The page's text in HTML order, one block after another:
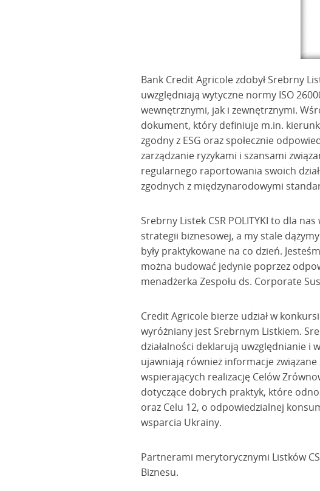
Bank Credit Agricole zdobył Srebrny
uwzględniają wytyczne normy ISO
wewnętrznymi, jak i zewnętrznymi.
dokument, który definiuje m.in.
zgodny z ESG oraz społecznie
zarządzanie ryzykami i szansami
regularnego raportowania swoich
zgodnych z międzynarodowymi
Srebrny Listek CSR POLITYKI to dla
strategii biznesowej, a my stale
były praktykowane na co dzień.
można budować jedynie poprzez
menadżerka Zespołu ds. Corporate
Credit Agricole bierze udział w
wyróżniany jest Srebrnym Listkiem.
działalności deklarują uwzględnianie i
ujawniają również informacje związane
wspierających realizację Celów
dotyczące dobrych praktyk, które
oraz Celu 12, o odpowiedzialnej
wsparcia Ukrainy.
Partnerami merytorycznymi Listków
Biznesu.